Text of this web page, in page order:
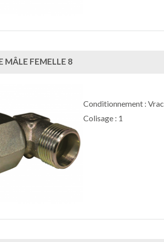
MÂLE FEMELLE 8
Conditionnement : Vrac
Colisage : 1